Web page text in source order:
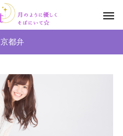
京都弁